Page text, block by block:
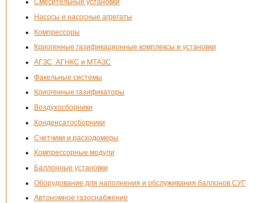
Смесительные установки
Насосы и насосные агрегаты
Компрессоры
Криогенные газификационные комплексы и установки
АГЗС, АГНКС и МТАЗС
Факельные системы
Криогенные газификаторы
Воздухосборники
Конденсатосборники
Счетчики и расходомеры
Компрессорные модули
Баллонные установки
Оборудование для наполнения и обслуживания баллонов СУГ
Автономное газоснабжение